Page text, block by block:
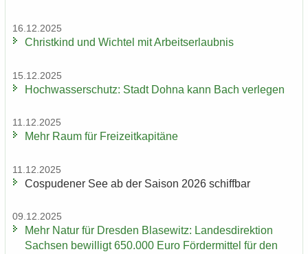
16.12.2025
Christ­kind und Wich­tel mit Ar­beits­er­laub­nis
15.12.2025
Hoch­was­ser­schutz: Stadt Dohna kann Bach ver­le­gen
11.12.2025
Mehr Raum für Frei­zeit­ka­pi­tä­ne
11.12.2025
Cos­pu­de­ner See ab der Sai­son 2026 schiff­bar
09.12.2025
Mehr Natur für Dres­den Bla­se­witz: Lan­des­di­rek­ti­on
Sach­sen be­wil­ligt 650.000 Euro För­der­mit­tel für den